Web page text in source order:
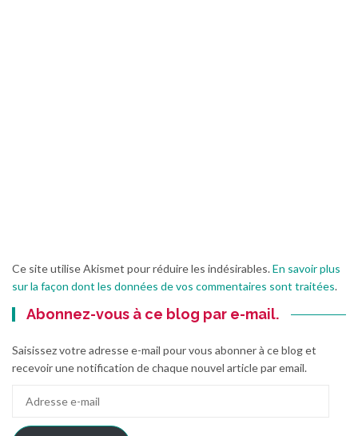
Ce site utilise Akismet pour réduire les indésirables.En savoir plus
sur la façon dont les données de vos commentaires sont traitées.
Abonnez-vous à ce blog par e-mail.
Saisissez votre adresse e-mail pour vous abonner à ce blog et
recevoir une notification de chaque nouvel article par email.
mail